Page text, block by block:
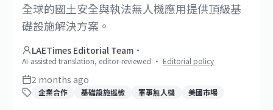
全球的國土安全與執法無人機應用提供頂級基
礎設施解決方案。
LAETimes Editorial Team ·
AI-assisted translation, editor-reviewed · Editorial policy
2 months ago
企業合作 基礎設施巡檢 軍事無人機 美國市場